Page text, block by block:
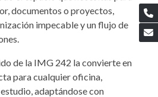
documentos o proyectos,
impecable y un flujo de
de la IMG 242 la convierte en
para cualquier oficina,
adaptándose con